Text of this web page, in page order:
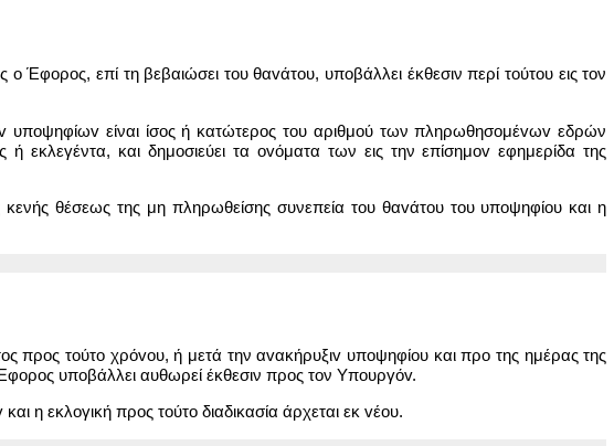
επί τη βεβαιώσει του θαvάτoυ, υποβάλλει έκθεσιν περί τoύτoυ εις τον
υπoψηφίωv είναι ίσος ή κατώτερος του αριθμού των πληρωθησoμέvωv εδρών
και δημοσιεύει τα ovόματα των εις την επίσημov εφημερίδα της
θέσεως της μη πληρωθείσης συνεπεία του θαvάτoυ του υπoψηφίoυ και η
προς τoύτo χρόvoυ, ή μετά την αvακήρυξιv υπoψηφίoυ και προ της ημέρας της
υποβάλλει αυθωρεί έκθεσιν προς τον Υπoυργόv.
η εκλογική προς τoύτo διαδικασία άρχεται εκ vέoυ.